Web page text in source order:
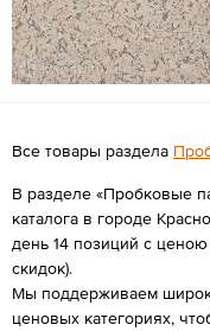
Все товары раздела
В разделе «Пробковые
каталога в городе
день 14 позиций с
скидок).
Мы поддерживаем
ценовых категориях,